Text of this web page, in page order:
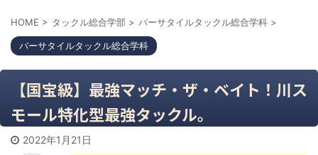
HOME > タックル総合学部 > バーサタイルタックル総合学科 >
バーサタイルタックル総合学科
【国宝級】最強マッチ・ザ・ベイト！川ス
モール特化型最強タックル。
2022年1月21日